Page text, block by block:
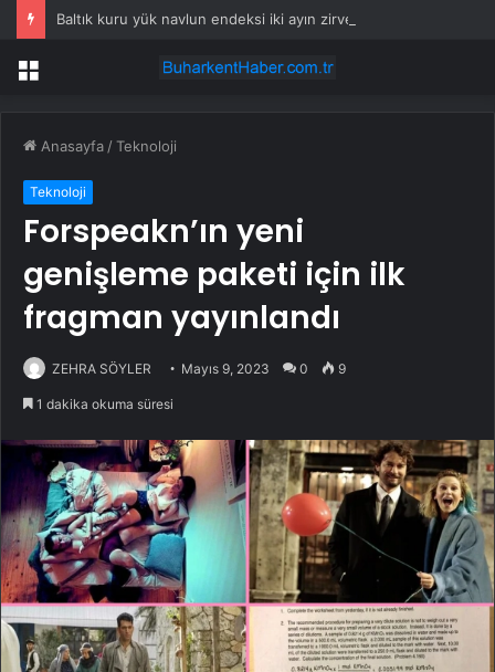
Baltık kuru yük navlun endeksi iki ayın zirvesinde
Menü
Anasayfa /Teknoloji
Teknoloji
Forspeakn’ın yeni
genişleme paketi için ilk
fragman yayınlandı
ZEHRA SÖYLER Mayıs 9, 2023 0 9
1 dakika okuma süresi